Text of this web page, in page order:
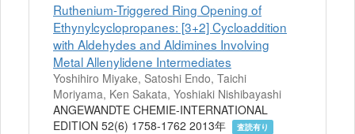
Ruthenium-Triggered Ring Opening of
Ethynylcyclopropanes: [3+2] Cycloaddition
with Aldehydes and Aldimines Involving
Metal Allenylidene Intermediates
Yoshihiro Miyake, Satoshi Endo, Taichi
Moriyama, Ken Sakata, Yoshiaki Nishibayashi
ANGEWANDTE CHEMIE-INTERNATIONAL
EDITION 52(6) 1758-1762 2013年
査読有り